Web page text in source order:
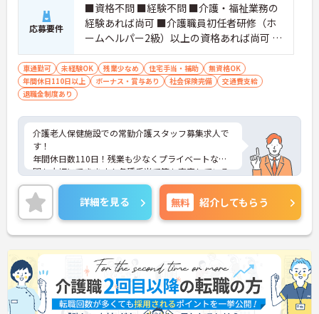
応募要件
■資格不問 ■経験不問 ■介護・福祉業務の
経験あれば尚可 ■介護職員初任者研修（ホ
ームヘルパー2級）以上の資格あれば尚可 ■
普通自動車運転免許（AT限定可） ■必要な
PCスキル：パソコン、タブレットの所定画
面への文字入力程度
車通勤可 未経験OK 残業少なめ 住宅手当・補助
無資格OK
年間休日110日以上
ボーナス・賞与あり 社会保険完備
交通費支給
退職金制度あり
介護老人保健施設での常勤介護スタッフ募集求人で
す！
年間休日数110日！残業も少なくプライベートな時
間も大切にできます！各種手当て等も充実している
ので安心して長期での就業が可能！
ご興味ある方には、面接のポイントなど、さらに詳
細をお話致しますのでお気軽にご相談ください。
詳細を見る 無料 紹介してもらう